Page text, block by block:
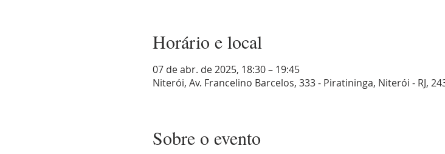
Horário e local
07 de abr. de 2025, 18:30 – 19:45
Niterói, Av. Francelino Barcelos, 333 - Piratininga, Niterói - RJ,
Sobre o evento